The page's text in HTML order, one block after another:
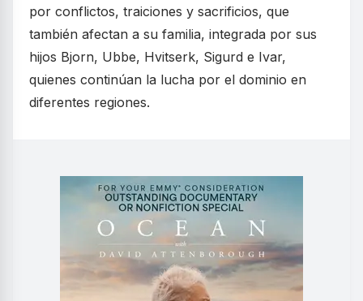
por conflictos, traiciones y sacrificios, que
también afectan a su familia, integrada por sus
hijos Bjorn, Ubbe, Hvitserk, Sigurd e Ivar,
quienes continúan la lucha por el dominio en
diferentes regiones.